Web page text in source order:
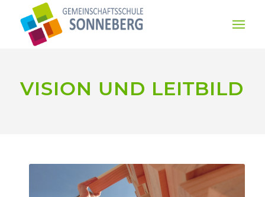
VISION UND LEITBILD